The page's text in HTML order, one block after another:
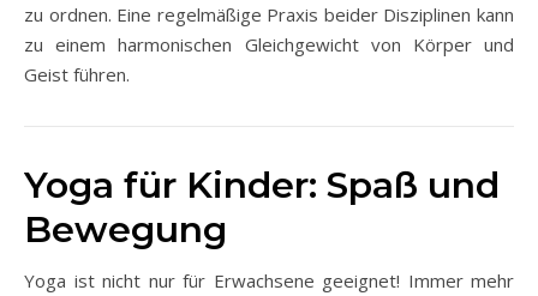
zu ordnen. Eine regelmäßige Praxis beider Disziplinen kann
zu einem harmonischen Gleichgewicht von Körper und
Geist führen.
Yoga für Kinder: Spaß und
Bewegung
Yoga ist nicht nur für Erwachsene geeignet! Immer mehr